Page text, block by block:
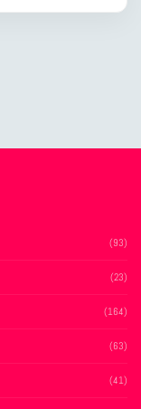
(93)
(23)
(164)
(63)
(41)